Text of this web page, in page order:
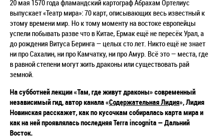
20 мая 1570 года фламандский картограф Абрахам Ортелиус
выпускает «Театр мира»: 70 карт, описывающих весь известный к
этому времени мир. Но к тому моменту на востоке европейцы
успели побывать разве что в Китае, Ермак ещё не пересёк Урал, а
до рождения Витуса Беринга — целых сто лет. Никто ещё не знает
ни про Сахалин, ни про Камчатку, ни про Амур. Всё это — места, где
в равной степени могут жить драконы или существовать рай
земной.
На субботней лекции «Там, где живут драконы» современный
независимый гид, автор канала «Содержательная Лидия», Лидия
Новинская расскажет, как по кусочкам собиралась карта мира и
как на ней проявлялась последняя Terra incognita — Дальний
Восток.